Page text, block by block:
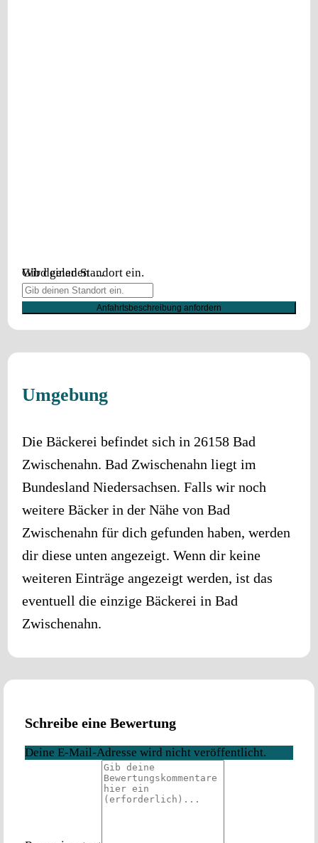
Wird geladen …
Gib deinen Standort ein.
Anfahrtsbeschreibung anfordern
Umgebung
Die Bäckerei befindet sich in 26158 Bad
Zwischenahn. Bad Zwischenahn liegt im
Bundesland Niedersachsen. Falls wir noch
weitere Bäcker in der Nähe von Bad
Zwischenahn für dich gefunden haben, werden
dir diese unten angezeigt. Wenn dir keine
weiteren Einträge angezeigt werden, ist das
eventuell die einzige Bäckerei in Bad
Zwischenahn.
Schreibe eine Bewertung
Deine E-Mail-Adresse wird nicht veröffentlicht.